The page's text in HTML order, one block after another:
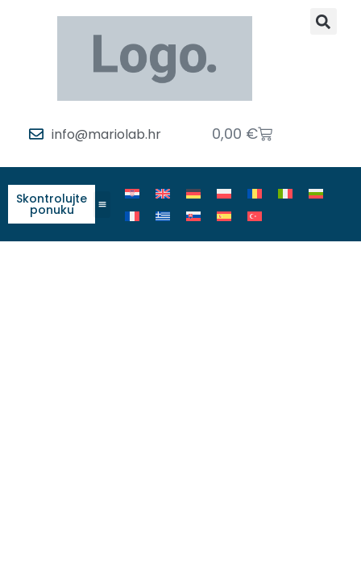
info@mariolab.hr 0,00 €
Skontrolujte
ponuku